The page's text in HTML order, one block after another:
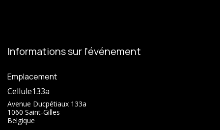
Informations sur l'événement
Emplacement
Cellule133a
Avenue Ducpétiaux 133a
1060 Saint-Gilles
Belgique